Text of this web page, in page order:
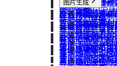
防火墙及端口设
配置外网加速
云硬盘扩容与挂
云存储挂载
模型库挂载
自启动
ubuntu如何安
Windows安装
ubuntu安装
使用LangBot快
使用Clawdbot
重装实例
重置实例密码
升降配实例
获取支持的可用
查询网络加速服
获取平台镜像列
查询镜像已共享
获取镜像标签列
查询他人共享给
查询已收藏的镜
查询自己发布的
扩容云盘
挂载已有云盘
查询云盘扩容价
挂载 US3 对象
云存储文件上传
删除团队
查询成员订单列
查询成员订单数
查询成员未支付
查询成员未支付
模型协议
API支持
OpenAI-
OpenAI-
图片生成
Nano
Nano
Nano
gpt-
gpt-
gpt-